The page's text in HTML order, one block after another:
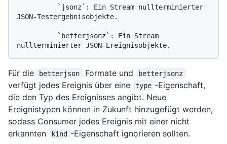
JSON-Testergebnisobjekte.
Für die betterjson Formate und betterjsonz
verfügt jedes Ereignis über eine type -Eigenschaft,
die den Typ des Ereignisses angibt. Neue
Ereignistypen können in Zukunft hinzugefügt werden,
sodass Consumer jedes Ereignis mit einer nicht
erkannten
kind -Eigenschaft ignorieren sollten.